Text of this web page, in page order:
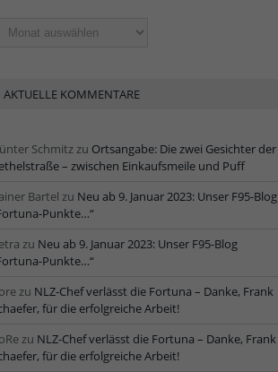
AKTUELLE KOMMENTARE
Schmitzzu Ortsangabe: Die zwei Gesichter der
– zwischen Einkaufsmeile und Puff
Bartel zu Neu ab 9. Januar 2023: Unser F95-Blog
Punkte…“
zu Neu ab 9. Januar 2023: Unser F95-Blog
Punkte…“
zu NLZ-Chef verlässt die Fortuna – Danke, Frank
für die erfolgreiche Arbeit!
zu NLZ-Chef verlässt die Fortuna – Danke, Frank
für die erfolgreiche Arbeit!